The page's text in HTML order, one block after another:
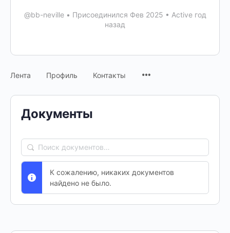
@bb-neville • Присоединился Фев 2025 • Active год
назад
Лента Профиль Контакты
Документы
Поиск
документов…
К сожалению, никаких документов
найдено не было.